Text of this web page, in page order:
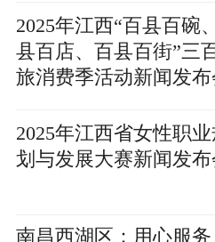
化解新闻发布会
2025年江西“百县百碗
县百店、百县百街”三
旅消费季活动新闻发布
2025年江西省女性职
划与发展大赛新闻发布
南昌西湖区：用心服